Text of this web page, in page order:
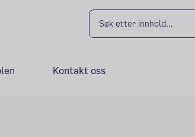
Kontakt oss